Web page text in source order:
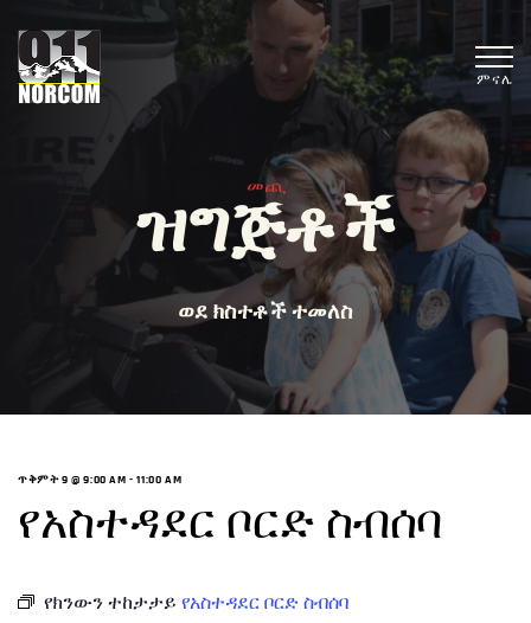
ምናሌ
መጪ
ዝግጅቶች
ወደ ክስተቶች ተመለስ
ጥቅምት 9 @ 9:00 AM -11:00 AM
የአስተዳደር ቦርድ ስብሰባ
የክንውን ተከታታይ የአስተዳደር ቦርድ ስብሰባ